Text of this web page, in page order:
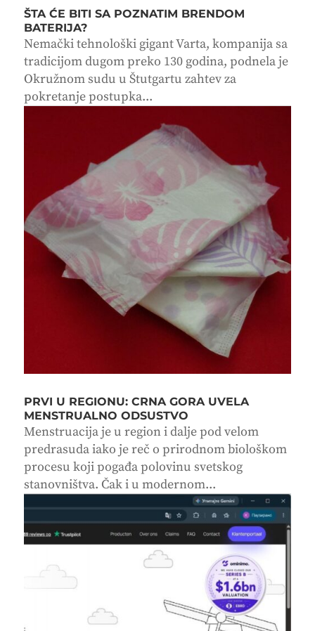
ŠTA ĆE BITI SA POZNATIM BRENDOM
BATERIJA?
Nemački tehnološki gigant Varta, kompanija sa
tradicijom dugom preko 130 godina, podnela je
Okružnom sudu u Štutgartu zahtev za
pokretanje postupka...
PRVI U REGIONU: CRNA GORA UVELA
MENSTRUALNO ODSUSTVO
Menstruacija je u region i dalje pod velom
predrasuda iako je reč o prirodnom biološkom
procesu koji pogađa polovinu svetskog
stanovništva. Čak i u modernom...